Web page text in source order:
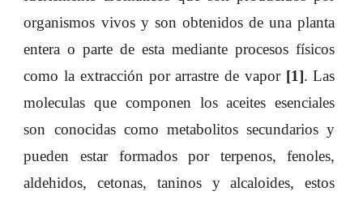
organismos vivos y son obtenidos de una planta
entera o parte de esta mediante procesos físicos
como la extracción por arrastre de vapor [1]. Las
moleculas que componen los aceites esenciales
son conocidas como metabolitos secundarios y
pueden estar formados por terpenos, fenoles,
aldehidos, cetonas, taninos y alcaloides, estos